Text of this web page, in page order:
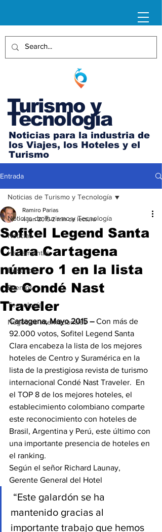
Turismo y
Tecnología
Noticias para la industria de
los Viajes, los Hoteles y el
Turismo
Entrada
Noticias de Turismo y Tecnología
Noticias
Herramientas
Destinos
Eventos
Tecnología
Negocios Internacionales
Noticias de Turismo y Tecnología
Sofitel Legend Santa
Clara Cartagena
número 1 en la lista
de Condé Nast
Traveler
Ramiro Parias
4 jun 2015 2 min de lectura
Cartagena, Mayo 2015 – Con más de
92.000 votos, Sofitel Legend Santa
Clara encabeza la lista de los mejores
hoteles de Centro y Suramérica en la
lista de la prestigiosa revista de turismo
internacional Condé Nast Traveler.  En
el TOP 8 de los mejores hoteles, el
establecimiento colombiano comparte
este reconocimiento con hoteles de
Brasil, Argentina y Perú, este último con
una importante presencia de hoteles en
el ranking.
Según el señor Richard Launay,
Gerente General del Hotel
“Este galardón se ha
mantenido gracias al
importante trabajo que hemos